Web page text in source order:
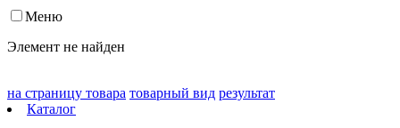
Меню
Элемент не найден
на страницу товара товарный вид результат
Каталог